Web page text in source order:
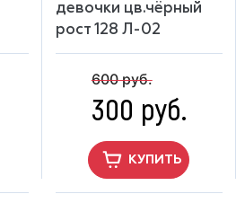
девочки цв.чёрный
рост 128 Л-02
600 руб.
300 руб.
КУПИТЬ